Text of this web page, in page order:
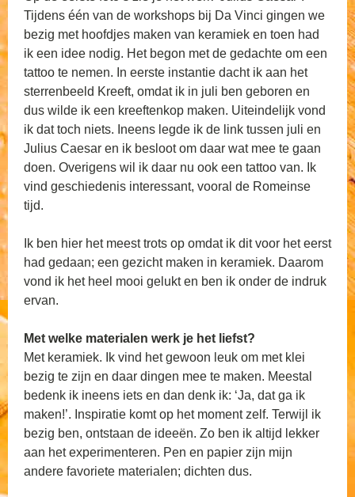
Tijdens één van de workshops bij Da Vinci gingen we
bezig met hoofdjes maken van keramiek en toen had
ik een idee nodig. Het begon met de gedachte om een
tattoo te nemen. In eerste instantie dacht ik aan het
sterrenbeeld Kreeft, omdat ik in juli ben geboren en
dus wilde ik een kreeftenkop maken. Uiteindelijk vond
ik dat toch niets. Ineens legde ik de link tussen juli en
Julius Caesar en ik besloot om daar wat mee te gaan
doen. Overigens wil ik daar nu ook een tattoo van. Ik
vind geschiedenis interessant, vooral de Romeinse
tijd.
Ik ben hier het meest trots op omdat ik dit voor het eerst
had gedaan; een gezicht maken in keramiek. Daarom
vond ik het heel mooi gelukt en ben ik onder de indruk
ervan.
Met welke materialen werk je het liefst?
Met keramiek. Ik vind het gewoon leuk om met klei
bezig te zijn en daar dingen mee te maken. Meestal
bedenk ik ineens iets en dan denk ik: ‘Ja, dat ga ik
maken!’. Inspiratie komt op het moment zelf. Terwijl ik
bezig ben, ontstaan de ideeën. Zo ben ik altijd lekker
aan het experimenteren. Pen en papier zijn mijn
andere favoriete materialen; dichten dus.